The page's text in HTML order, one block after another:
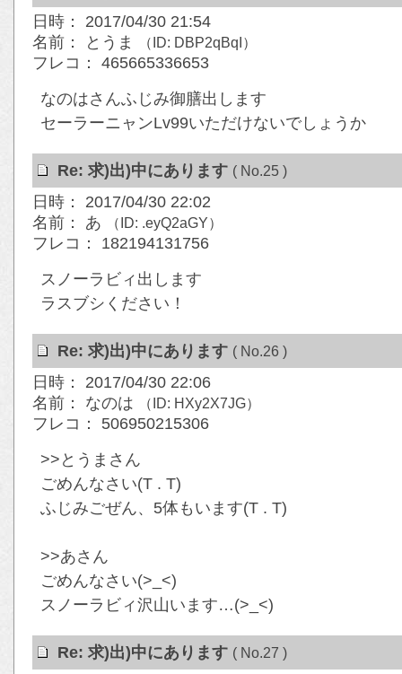
日時： 2017/04/30 21:54
名前： とうま
（ID: DBP2qBqI）
フレコ： 465665336653
なのはさんふじみ御膳出します
セーラーニャンLv99いただけないでしょうか
Re: 求)出)中にあります ( No.25 )
日時： 2017/04/30 22:02
名前： あ
（ID: .eyQ2aGY）
フレコ： 182194131756
スノーラビィ出します
ラスブシください！
Re: 求)出)中にあります ( No.26 )
日時： 2017/04/30 22:06
名前： なのは
（ID: HXy2X7JG）
フレコ： 506950215306
>>とうまさん
ごめんなさい(T . T)
ふじみごぜん、5体もいます(T . T)
>>あさん
ごめんなさい(>_<)
スノーラビィ沢山います…(>_<)
Re: 求)出)中にあります ( No.27 )